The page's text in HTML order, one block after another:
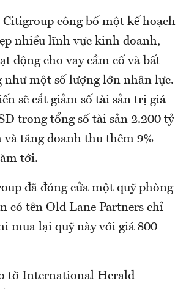
Citigroup công bố một kế hoạch
nhiều lĩnh vực kinh doanh,
động cho vay cầm cố và bất
như một số lượng lớn nhân lực.
sẽ cắt giảm số tài sản trị giá
trong tổng số tài sản 2.200 tỷ
và tăng doanh thu thêm 9%
tới.
đã đóng cửa một quỹ phòng
có tên Old Lane Partners chỉ
mua lại quỹ này với giá 800
tờ International Herald